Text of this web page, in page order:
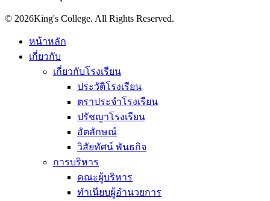
© 2026King's College. All Rights Reserved.
หน้าหลัก
เกี่ยวกับ
เกี่ยวกับโรงเรียน
ประวัติโรงเรียน
ตราประจำโรงเรียน
ปรัชญาโรงเรียน
อัตลักษณ์
วิสัยทัศน์ พันธกิจ
การบริหาร
คณะผู้บริหาร
ทำเนียบผู้อำนวยการ